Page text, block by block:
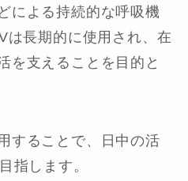
による持続的な呼吸機
は長期的に使用され、在
を支えることを目的と
することで、日中の活
指します。